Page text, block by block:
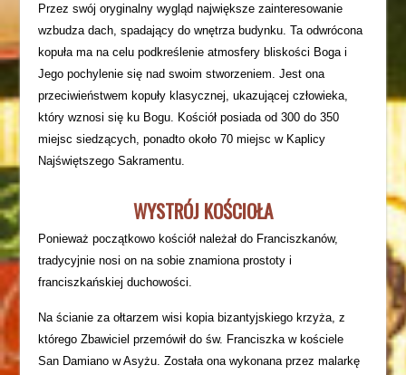
Przez swój oryginalny wygląd największe zainteresowanie
wzbudza dach, spadający do wnętrza budynku. Ta odwrócona
kopuła ma na celu podkreślenie atmosfery bliskości Boga i
Jego pochylenie się nad swoim stworzeniem. Jest ona
przeciwieństwem kopuły klasycznej, ukazującej człowieka,
który wznosi się ku Bogu. Kościół posiada od 300 do 350
miejsc siedzących, ponadto około 70 miejsc w Kaplicy
Najświętszego Sakramentu.
WYSTRÓJ KOŚCIOŁA
Ponieważ początkowo kościół należał do Franciszkanów,
tradycyjnie nosi on na sobie znamiona prostoty i
franciszkańskiej duchowości.
Na ścianie za ołtarzem wisi kopia bizantyjskiego krzyża, z
którego Zbawiciel przemówił do św. Franciszka w kościele
San Damiano w Asyżu. Została ona wykonana przez malarkę